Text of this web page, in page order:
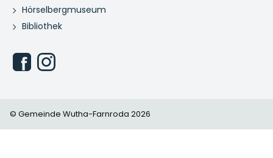
Hörselbergmuseum
Bibliothek
© Gemeinde Wutha-Farnroda 2026